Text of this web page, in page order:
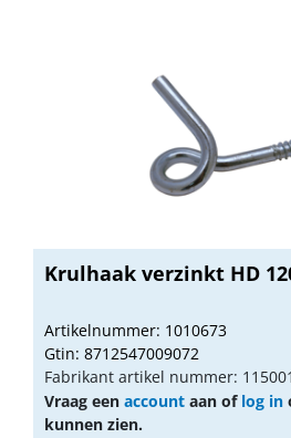
Krulhaak verzinkt HD
Artikelnummer: 1010673
Gtin: 8712547009072
Fabrikant artikel nummer:
Vraag een account aan of log in
kunnen zien.